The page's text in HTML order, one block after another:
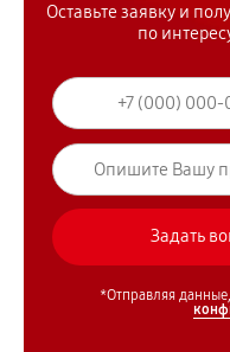
Оставьте заявку и
по
*Отправляя